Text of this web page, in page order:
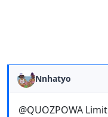
Nnhatyo
@QUOZPOWA